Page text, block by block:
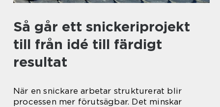
Så går ett snickeriprojekt
till från idé till färdigt
resultat
När en snickare arbetar strukturerat blir
processen mer förutsägbar. Det minskar